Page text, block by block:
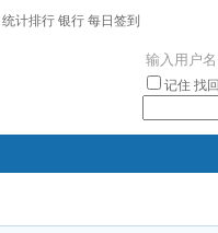
统计排行 银行 每日签到
记住 找